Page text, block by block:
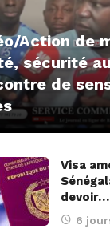
Action de
sécurité
de
Visa
devoir…
6